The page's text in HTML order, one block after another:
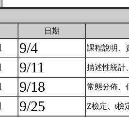
日期
9/4 課程說明、
9/11 描述性統計
9/18 常態分佈、
9/25 Z檢定、t檢